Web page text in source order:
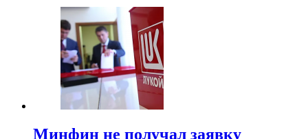
Минфин не получал заявку